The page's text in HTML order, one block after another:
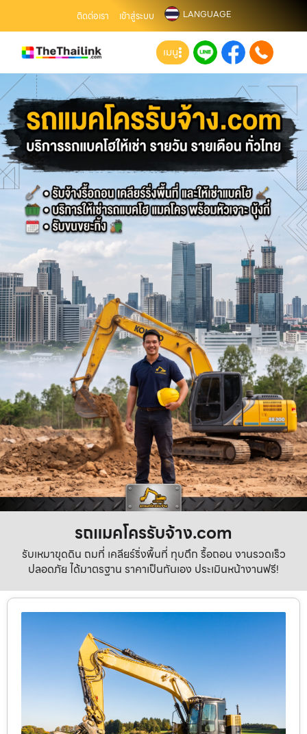
ติดต่อเรา เข้าสู่ระบบ LANGUAGE
เมนู
รถแมคโครรับจ้าง.com
รับเหมาขุดดิน ถมที่ เคลียร์ริ่งพื้นที่ ทุบตึก รื้อถอน งานรวดเร็ว
ปลอดภัย ได้มาตรฐาน ราคาเป็นกันเอง ประเมินหน้างานฟรี!